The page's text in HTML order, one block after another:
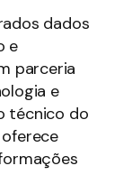
dados
e
parceria
e
técnico do